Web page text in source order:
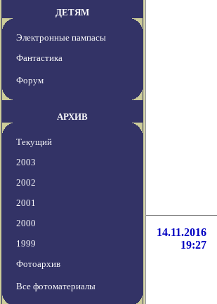
ДЕТЯМ
Электронные пампасы
Фантастика
Форум
АРХИВ
Текущий
2003
2002
2001
2000
1999
Фотоархив
Все фотоматериалы
14.11.2016
19:27